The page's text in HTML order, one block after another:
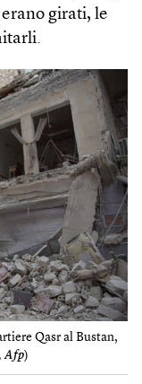
girati, le
Qasr al Bustan,
Afp)